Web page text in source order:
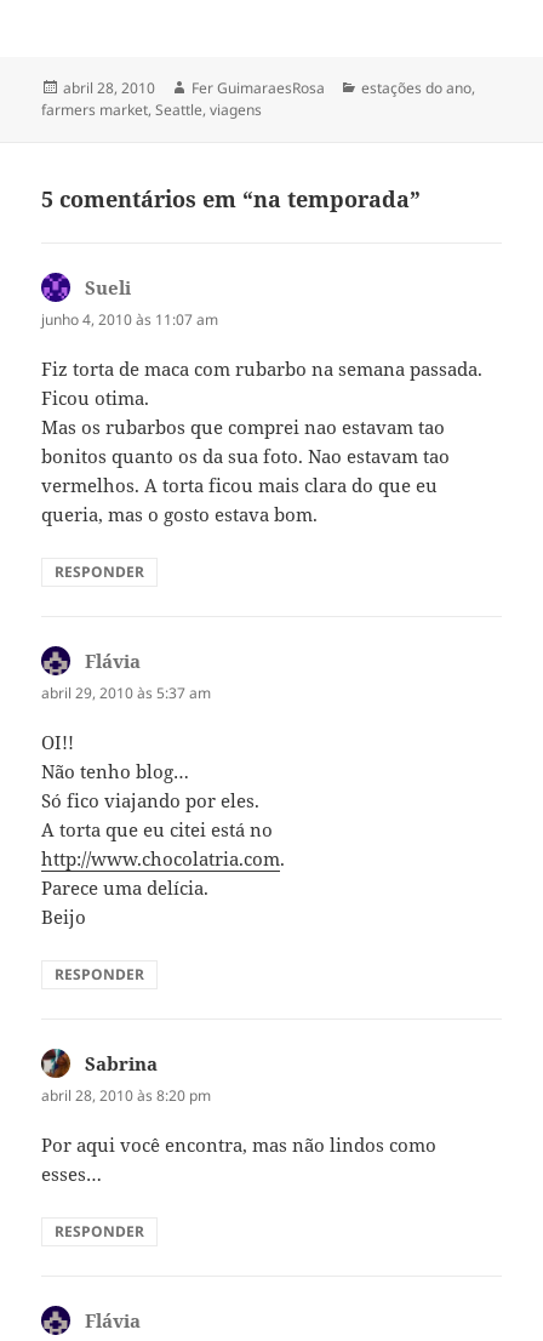
Publicado
em
abril 28, 2010 Autor
Fer GuimaraesRosa Categorias
estações do ano,
farmers market,Seattle,viagens
5 comentários em “na temporada”
Sueli
junho 4, 2010 às 11:07 am
Fiz torta de maca com rubarbo na semana passada.
Ficou otima.
Mas os rubarbos que comprei nao estavam tao
bonitos quanto os da sua foto. Nao estavam tao
vermelhos. A torta ficou mais clara do que eu
queria, mas o gosto estava bom.
RESPONDER
Flávia
abril 29, 2010 às 5:37 am
OI!!
Não tenho blog…
Só fico viajando por eles.
A torta que eu citei está no
http://www.chocolatria.com.
Parece uma delícia.
Beijo
RESPONDER
Sabrina
abril 28, 2010 às 8:20 pm
Por aqui você encontra, mas não lindos como
esses…
RESPONDER
Flávia